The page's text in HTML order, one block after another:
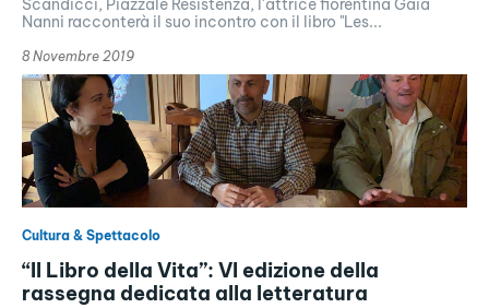
Scandicci, Piazzale Resistenza, l'attrice fiorentina Gaia
Nanni racconterà il suo incontro con il libro "Les...
8 Novembre 2019
Cultura & Spettacolo
“Il Libro della Vita”: VI edizione della
rassegna dedicata alla letteratura